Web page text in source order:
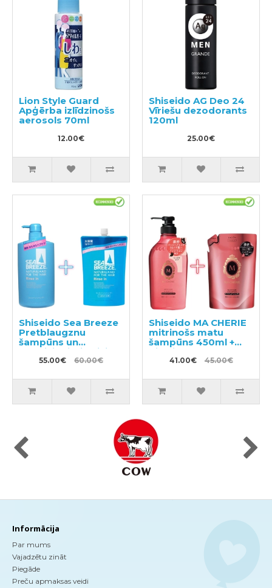
Lion Style Guard
Apģērba izlīdzinošs
aerosols 70ml
12.00€
Shiseido AG Deo 24
Vīriešu dezodorants
120ml
25.00€
Shiseido Sea Breeze
Pretblaugznu
šampūns un
kondicionieris divi
vienā ar mentolu
1000ml
55.00€ 60.00€
Shiseido MA CHERIE
mitrinošs matu
šampūns 450ml +
pildviela 380ml
41.00€ 45.00€
Informācija
Par mums
Vajadzētu zināt
Piegāde
Preču apmaksas veidi